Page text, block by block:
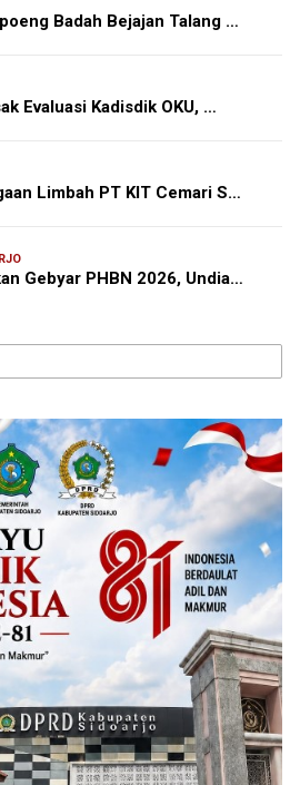
Badah Bejajan Talang …
Evaluasi Kadisdik OKU, …
Limbah PT KIT Cemari S…
Gebyar PHBN 2026, Undia…